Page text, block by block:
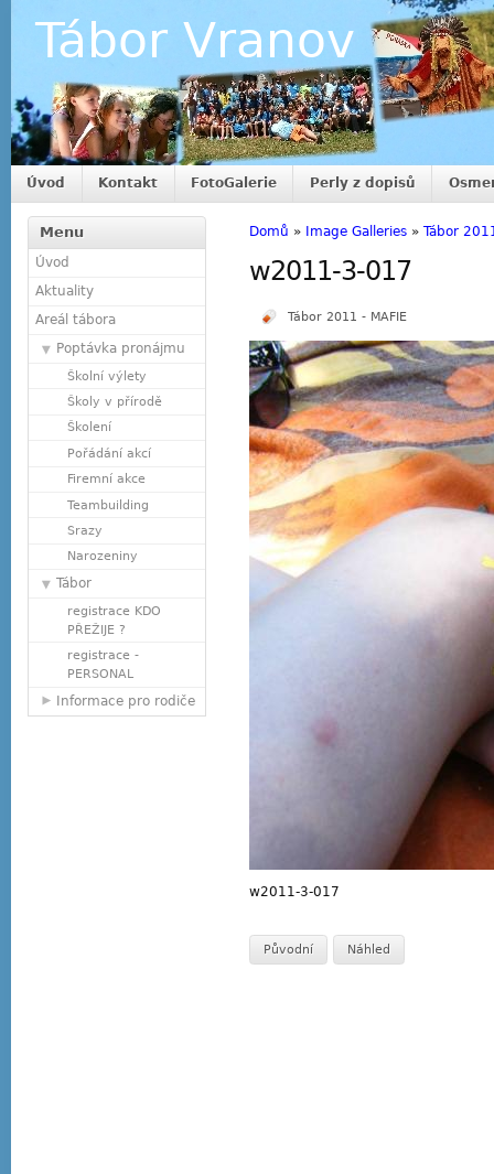
Tábor Vranov
Úvod Kontakt FotoGalerie Perly z dopisů
Menu
Úvod
Aktuality
Areál tábora
Poptávka pronájmu
Školní výlety
Školy v přírodě
Školení
Pořádání akcí
Firemní akce
Teambuilding
Srazy
Narozeniny
Tábor
registrace KDO
PŘEŽIJE ?
registrace -
PERSONAL
Informace pro rodiče
Domů » Image Galleries » Tábor
w2011-3-017
Tábor 2011 - MAFIE
w2011-3-017
Původní Náhled